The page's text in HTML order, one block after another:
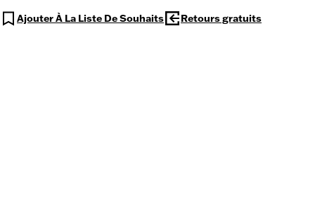
Ajouter À La Liste De Souhaits Retours gratuits